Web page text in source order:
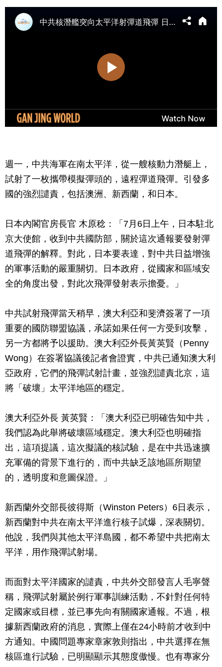
週一，中共海軍在南太平洋，從一艘核動力潛艇上，
試射了一枚攜帶模擬彈頭的，遠程彈道飛彈。引發多
國的強烈譴責，包括澳洲、新西蘭，和日本。
日本內閣官房長官 木原稔：「7月6日上午，日本駐北
京大使館，收到中共國防部，關於這次通報要發射彈
道飛彈的解釋。對此，日本要表達，對中共日益增強
的軍事活動的嚴重關切。日本政府，從國家和區域安
全的角度出發，對此次飛彈發射表示擔憂。」
中共試射飛彈當天稍早，澳大利亞和斐濟簽署了一項
重要的國防聯盟協議，承諾如果任何一方受到攻擊，
另一方都將予以援助。澳大利亞外長黃英賢（Penny
Wong）在簽署協議後記者會證實，中共已通知澳大利
亞政府，它們的飛彈試射計畫，並強烈譴責北京，這
將「破壞」太平洋地區的穩定。
澳大利亞外長 黃英賢：「澳大利亞已明確告知中共，
我們認為此舉將破壞區域穩定。澳大利亞也明確指
出，這項提議，這次擬議的核試驗，是在中共迅速擴
充軍備的背景下進行的，而中共缺乏該地區所期望
的，透明度和意圖保證。」
新西蘭外交部長彼得斯（Winston Peters）6日表示，
新西蘭對中共在南太平洋進行核子試爆，深表關切。
他說，我們與其他太平洋島國，都不希望中共把南太
平洋，用作飛彈試射場。
而面對太平洋國家的譴責，中共外交部發言人毛寧聲
稱，飛彈試射屬於例行軍事訓練活動，不針對任何特
定國家或目標，並已事先向有關國家通報。不過，根
據新西蘭政府的消息，實際上僅在24小時前才收到中
方通知。中國問題專家章家敦則指出，中共選擇在無
核區進行試驗，已明顯顯示其態度傲慢。也有專家分